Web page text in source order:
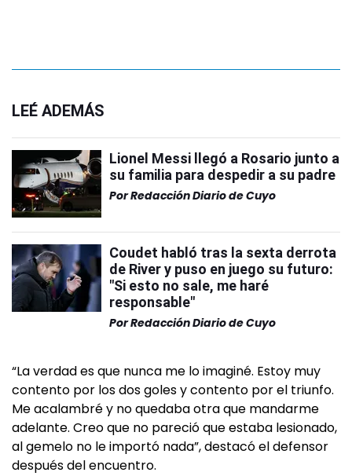
LEÉ ADEMÁS
Lionel Messi llegó a Rosario junto a
su familia para despedir a su padre
PorRedacción Diario de Cuyo
Coudet habló tras la sexta derrota
de River y puso en juego su futuro:
"Si esto no sale, me haré
responsable"
PorRedacción Diario de Cuyo
“La verdad es que nunca me lo imaginé. Estoy muy
contento por los dos goles y contento por el triunfo.
Me acalambré y no quedaba otra que mandarme
adelante. Creo que no pareció que estaba lesionado,
al gemelo no le importó nada”, destacó el defensor
después del encuentro.